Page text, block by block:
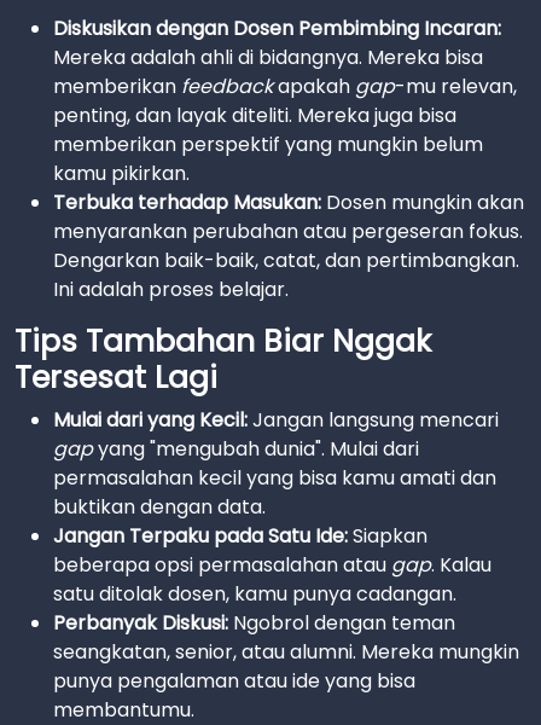
Diskusikan dengan Dosen Pembimbing Incaran:
Mereka adalah ahli di bidangnya. Mereka bisa
memberikan feedbackapakah gap-mu relevan,
penting, dan layak diteliti. Mereka juga bisa
memberikan perspektif yang mungkin belum
kamu pikirkan.
Terbuka terhadap Masukan: Dosen mungkin akan
menyarankan perubahan atau pergeseran fokus.
Dengarkan baik-baik, catat, dan pertimbangkan.
Ini adalah proses belajar.
Tips Tambahan Biar Nggak
Tersesat Lagi
Mulai dari yang Kecil:Jangan langsung mencari
gapyang "mengubah dunia". Mulai dari
permasalahan kecil yang bisa kamu amati dan
buktikan dengan data.
Jangan Terpaku pada Satu Ide:Siapkan
beberapa opsi permasalahan atau gap. Kalau
satu ditolak dosen, kamu punya cadangan.
Perbanyak Diskusi: Ngobrol dengan teman
seangkatan, senior, atau alumni. Mereka mungkin
punya pengalaman atau ide yang bisa
membantumu.